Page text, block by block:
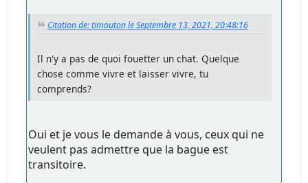
Citation de: timouton le Septembre 13, 2021, 20:48:16
Il n'y a pas de quoi fouetter un chat. Quelque
chose comme vivre et laisser vivre, tu
comprends?
Oui et je vous le demande à vous, ceux qui ne
veulent pas admettre que la bague est
transitoire.